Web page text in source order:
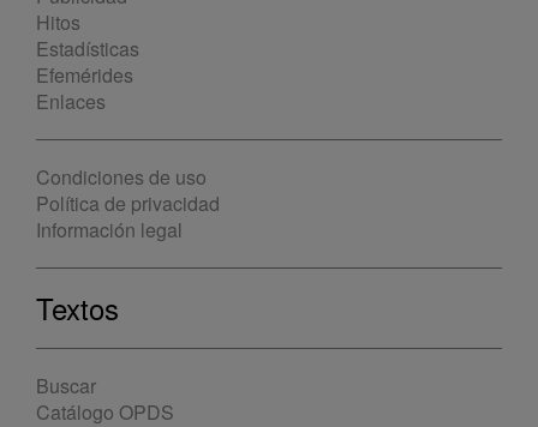
Hitos
Estadísticas
Efemérides
Enlaces
Condiciones de uso
Política de privacidad
Información legal
Textos
Buscar
Catálogo OPDS